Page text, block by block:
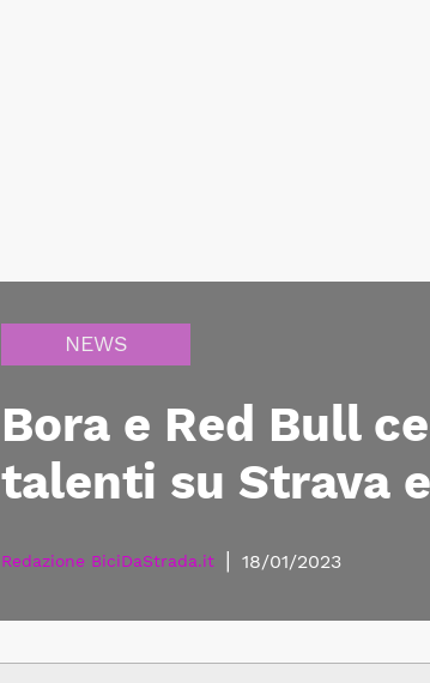
NEWS
Bora e Red Bull
talenti su Strava
Redazione BiciDaStrada.it | 18/01/2023